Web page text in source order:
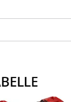
um